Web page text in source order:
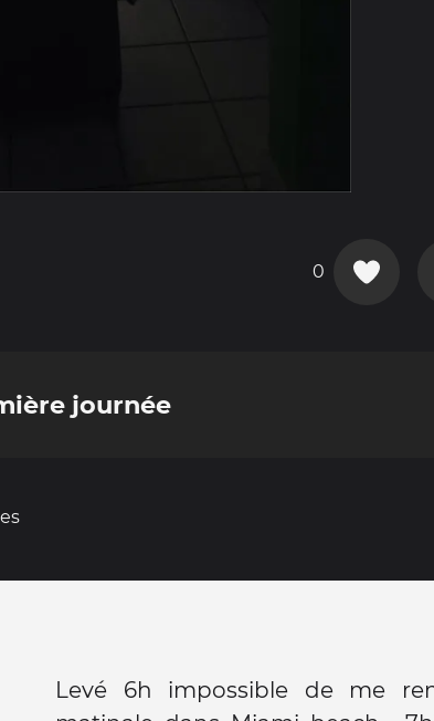
0
journée
Levé 6h impossible de me